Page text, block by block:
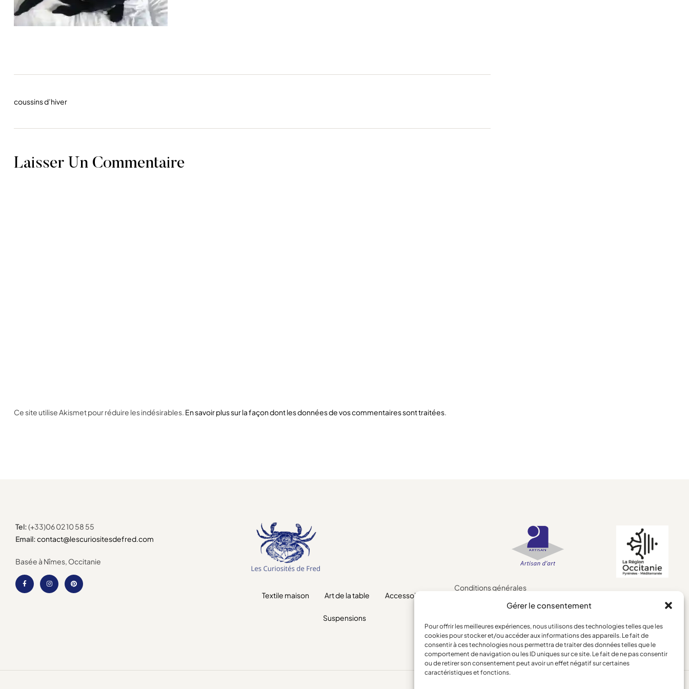
Gérer le consentement
Pour offrir les meilleures expériences, nous utilisons des technologies telles que les
cookies pour stocker et/ou accéder aux informations des appareils. Le fait de
consentir à ces technologies nous permettra de traiter des données telles que le
comportement de navigation ou les ID uniques sur ce site. Le fait de ne pas consentir
ou de retirer son consentement peut avoir un effet négatif sur certaines
caractéristiques et fonctions.
coussins d’hiver
Laisser Un Commentaire
Ce site utilise Akismet pour réduire les indésirables. En savoir plus sur la façon dont les données de vos commentaires sont traitées.
Tel:(+33)06 02 10 58 55
Email:contact@lescuriositesdefred.com
Basée à Nîmes, Occitanie
Textile maison Art de la table Accessoires
Suspensions
Conditions générales
Retours et remboursements